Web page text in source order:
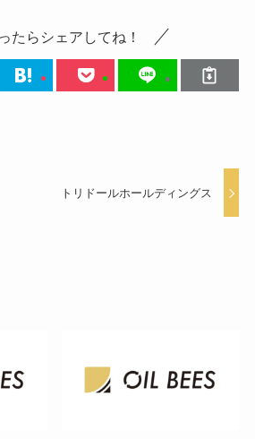
たらシェアしてね！
トリドールホールディングス